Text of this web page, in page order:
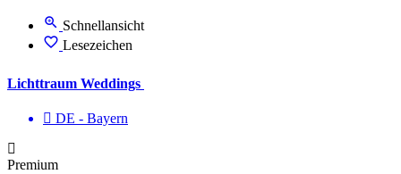
Schnellansicht
Lesezeichen
Lichttraum Weddings
DE - Bayern
Premium